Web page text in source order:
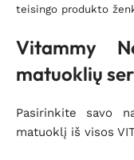
teisingo produkto
Vitammy
matuoklių
Pasirinkite savo
matuoklį iš visos